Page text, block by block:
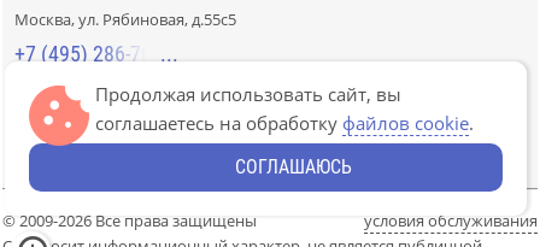
Москва, ул. Рябиновая, д.55с5
+7 (495) 286-70-40
СТРОЙРЫНОК «СЛАВЯНСКИЙ МИР»:
Москва, 41км МКАД, пав. Г-14/7-8 и Д-14/7-8
+7 (499) 226-74-18
© 2009-2026 Все права защищены
условия обслуживания
Продолжая использовать сайт, вы
соглашаетесь на обработку файлов cookie.
СОГЛАШАЮСЬ